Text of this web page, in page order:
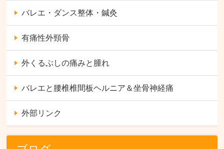
バレエ・ダンス整体・鍼灸
有痛性外頸骨
外くるぶしの痛みと腫れ
バレエと腰椎椎間板ヘルニア＆坐骨神経痛
外部リンク